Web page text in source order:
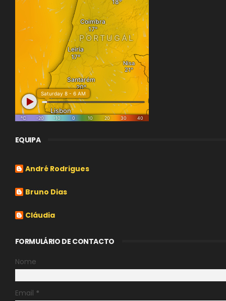
EQUIPA
André Rodrigues
Bruno Dias
Cláudia
FORMULÁRIO DE CONTACTO
Nome
Email *